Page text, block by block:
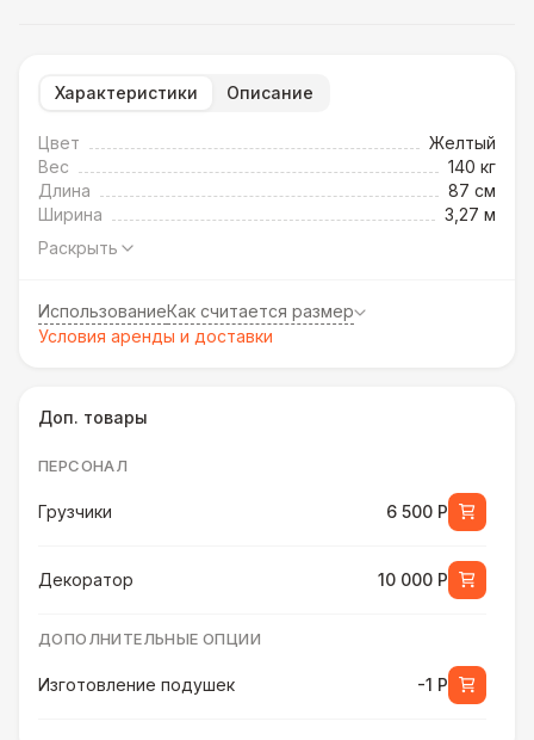
Характеристики Описание
Цвет
Желтый
Вес
140 кг
Длина
87 см
Ширина
3,27 м
Раскрыть
ИспользованиеКак считается размер
Условия аренды и доставки
Доп. товары
ПЕРСОНАЛ
Грузчики 6 500 Р
Декоратор 10 000 Р
ДОПОЛНИТЕЛЬНЫЕ ОПЦИИ
Изготовление подушек -1 Р